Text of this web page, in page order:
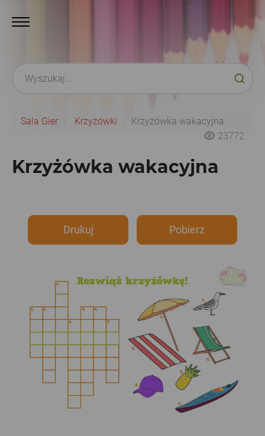
Sala Gier Krzyżówki
Krzyżówka wakacyjna
23772
Krzyżówka wakacyjna
Drukuj Pobierz